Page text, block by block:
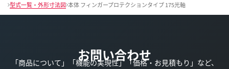
型式一覧・外形寸法図 本体 フィンガープロテクションタイプ 175光軸
お問い合わせ
「商品について」「機能の実現性」「価格・お見積もり」など、